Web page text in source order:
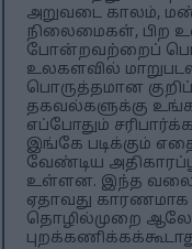
அறுவடை காலம்,
நிலைமைகள், பிற
போன்றவற்றைப்
உலகளவில்
பொருத்தமான
தகவல்களுக்கு
எப்போதும்
இங்கே படிக்கும்
வேண்டிய
உள்ளன. இந்த
ஏதாவது
தொழில்முறை